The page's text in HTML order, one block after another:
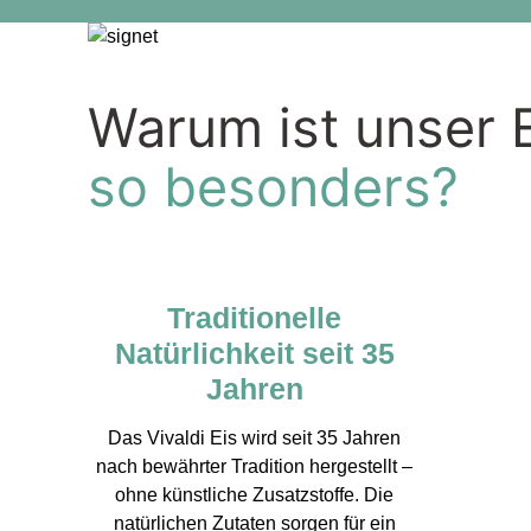
Warum ist unser
so besonders?
Traditionelle
Natürlichkeit seit 35
Jahren
Das Vivaldi Eis wird seit 35 Jahren
nach bewährter Tradition hergestellt –
ohne künstliche Zusatzstoffe. Die
natürlichen Zutaten sorgen für ein